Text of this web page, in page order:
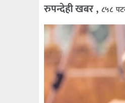
रुपन्देही खबर , ८५८